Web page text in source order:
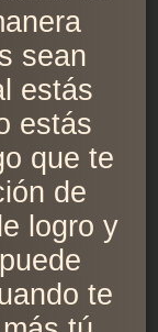
sean
estás
estás
que te
de
logro y
te